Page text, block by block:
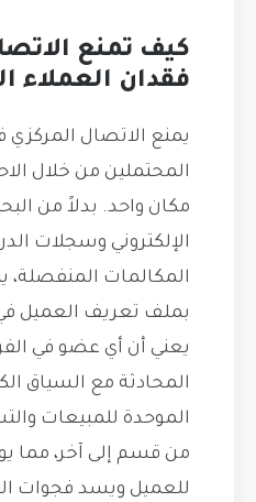
كيف تمنع
فقدان العملاء
يمنع الاتصال المركزي
المحتملين من خلال
مكان واحد. بدلاً من
الإلكتروني وسجلات
المكالمات المنفصلة،
يعني أن أي عضو في
المحادثة مع السياق
الموحدة للمبيعات
من قسم إلى آخر، مما
للعميل ويسد فجوات